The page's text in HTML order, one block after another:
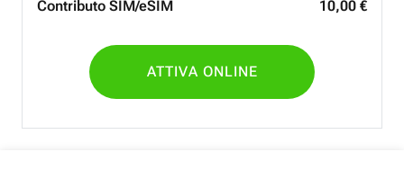
Contributo SIM/eSIM 10,00 €
ATTIVA ONLINE